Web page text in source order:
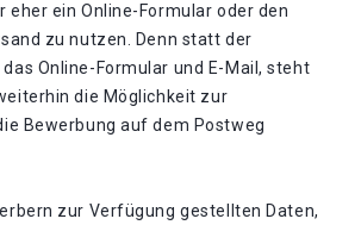
eher ein Online-Formular oder den
zu nutzen. Denn statt der
Online-Formular und E-Mail, steht
die Möglichkeit zur
Bewerbung auf dem Postweg
zur Verfügung gestellten Daten,